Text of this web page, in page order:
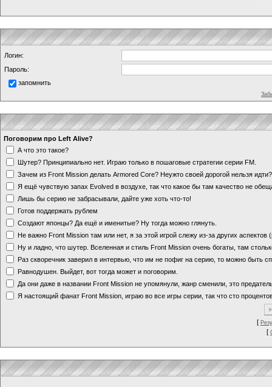
Логин:
Пароль:
запомнить
Поговорим про Left Alive?
А что это такое?
Шутер? Принципиально нет. Играю только в пошаговые стратегии серии FM.
Зачем из Front Mission делать Armored Core? Неужто своей дорогой нельзя
Я ещё чувствую запах Evolved в воздухе, так что какое бы там качество не
Лишь бы серию не забрасывали, дайте уже хоть что-то!
Готов поддержать рублем
Создают японцы? Да ещё и именитые? Ну тогда можно глянуть.
Не важно Front Mission там или нет, я за этой игрой слежу из-за других аспектов
Ну и ладно, что шутер. Вселенная и стиль Front Mission очень богаты, там
Раз скворечник заверил в интервью, что им не пофиг на серию, то можно быть
Равнодушен. Выйдет, вот тогда может и поговорим.
Да они даже в названии Front Mission не упомянули, жанр сменили, это
Я настоящий фанат Front Mission, играю во все игры серии, так что сто
[
[